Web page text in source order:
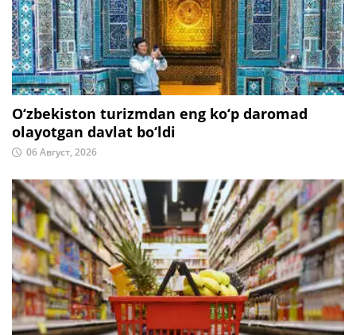
O‘zbekiston turizmdan eng ko‘p daromad
olayotgan davlat bo‘ldi
06 Август, 2026